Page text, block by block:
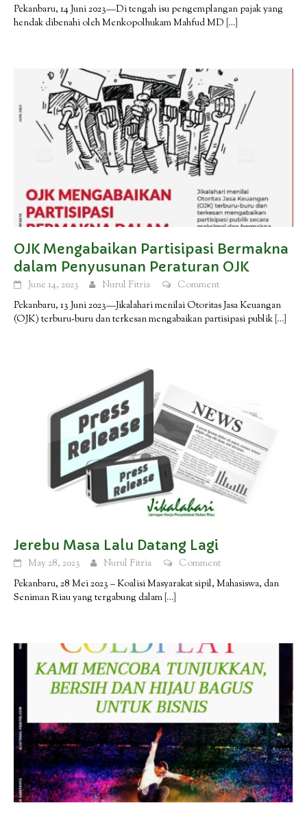
Pekanbaru, 14 Juni 2023—Di tengah isu pengemplangan pajak yang
hendak dibenahi oleh Menkopolhukam Mahfud MD […]
OJK Mengabaikan Partisipasi Bermakna
dalam Penyusunan Peraturan OJK
June 14, 2023 Nurul Fitria
Comment
Pekanbaru, 13 Juni 2023—Jikalahari menilai Otoritas Jasa Keuangan
(OJK) terburu-buru dan terkesan mengabaikan partisipasi publik […]
Jerebu Masa Lalu Datang Lagi
May 28, 2023 Nurul Fitria
Comment
Pekanbaru, 28 Mei 2023 – Koalisi Masyarakat sipil, Mahasiswa, dan
Seniman Riau yang tergabung dalam […]